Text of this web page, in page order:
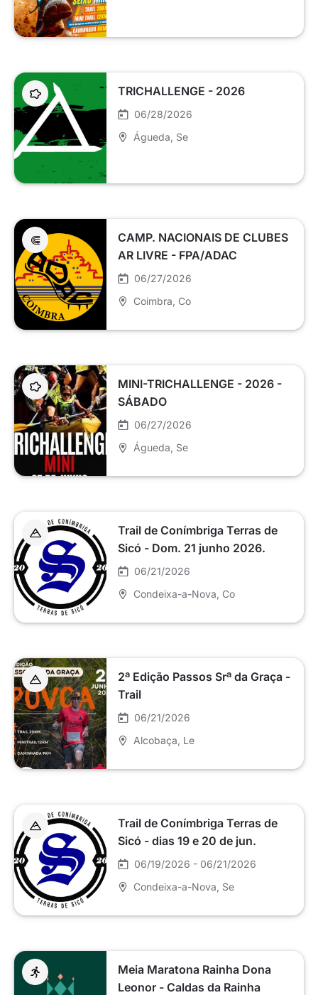
TRICHALLENGE - 2026
06/28/2026
Águeda , Se
CAMP. NACIONAIS DE CLUBES
AR LIVRE - FPA/ADAC
06/27/2026
Coimbra , Co
MINI-TRICHALLENGE - 2026 -
SÁBADO
06/27/2026
Águeda , Se
Trail de Conímbriga Terras de
Sicó - Dom. 21 junho 2026.
06/21/2026
Condeixa-a-Nova , Co
2ª Edição Passos Srª da Graça -
Trail
06/21/2026
Alcobaça , Le
Trail de Conímbriga Terras de
Sicó - dias 19 e 20 de jun.
06/19/2026 - 06/21/2026
Condeixa-a-Nova , Se
Meia Maratona Rainha Dona
Leonor - Caldas da Rainha